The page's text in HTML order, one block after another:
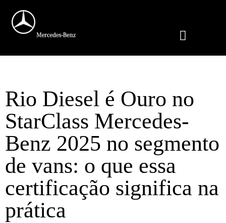
Rio Diesel é Ouro no
StarClass Mercedes-
Benz 2025 no segmento
de vans: o que essa
certificação significa na
prática